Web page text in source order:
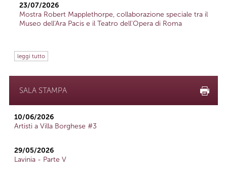
23/07/2026
Mostra Robert Mapplethorpe, collaborazione speciale tra il
Museo dell'Ara Pacis e il Teatro dell'Opera di Roma
leggi tutto
SALA STAMPA
10/06/2026
Artisti a Villa Borghese #3
29/05/2026
Lavinia - Parte V